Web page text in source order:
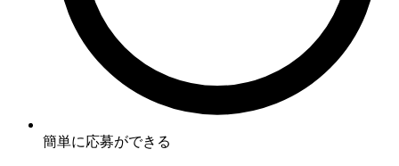
簡単に応募ができる